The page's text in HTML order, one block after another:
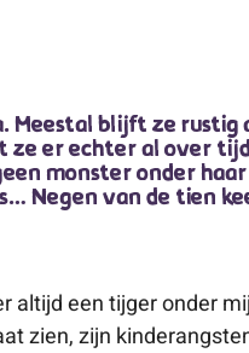
Meestal blijft ze rustig
ze er echter al over
monster onder
Negen van de tien
altijd een tijger onder
zien, zijn